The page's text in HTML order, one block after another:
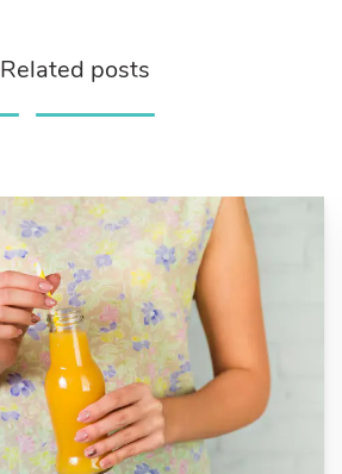
Related posts